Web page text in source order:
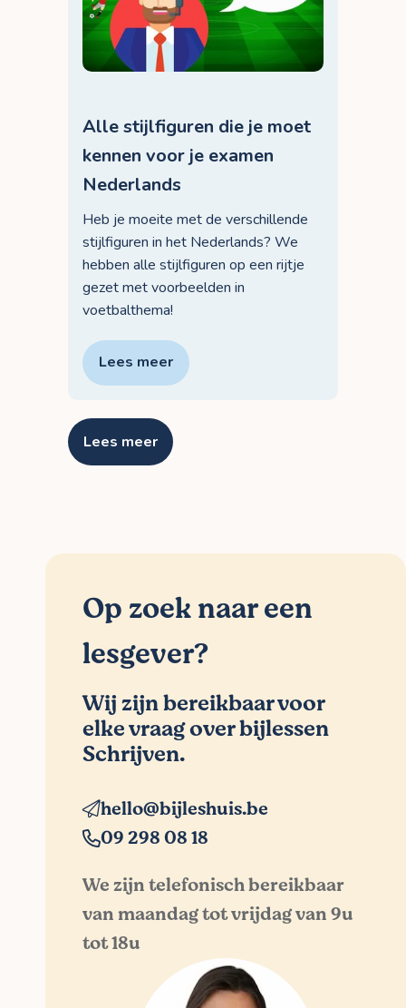
Alle stijlfiguren die je moet
kennen voor je examen
Nederlands
Heb je moeite met de verschillende
stijlfiguren in het Nederlands? We
hebben alle stijlfiguren op een rijtje
gezet met voorbeelden in
voetbalthema!
Lees meer
Lees meer
Op zoek naar een
lesgever?
Wij zijn bereikbaar voor
elke vraag over bijlessen
Schrijven.
hello@bijleshuis.be
09 298 08 18
We zijn telefonisch bereikbaar
van maandag tot vrijdag van 9u
tot 18u